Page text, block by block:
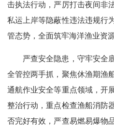
击执法行动，严厉打击夜间非
私运上岸等隐蔽性违法违规行
管态势，全面筑牢海洋渔业资
严查安全隐患，守牢安全
全管控两手抓，聚焦休渔期渔
通航作业安全等重点领域，开
整治行动，重点检查渔船消防
否完好有效，严查易燃易爆物